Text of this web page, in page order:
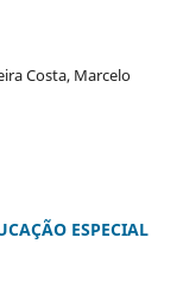
Costa, Marcelo
ESPECIAL